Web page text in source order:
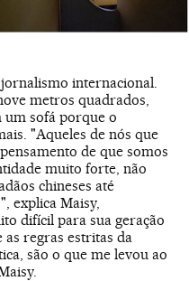
internacional.
metros quadrados,
um sofá porque o
"Aqueles de nós que
de que somos
muito forte, não
chineses até
explica Maisy,
difícil para sua geração
regras estritas da
são o que me levou ao